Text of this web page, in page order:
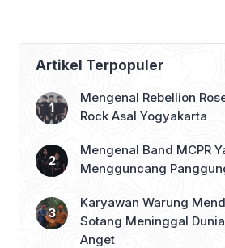
Purbalingga Beri
Dukungan Penuh
Artikel Terpopuler
Mengenal Rebellion
Rock Asal Yogyakarta
Mengenal Band MCPR
Mengguncang
Karyawan Warung
Sotang Meninggal Dunia Tercebur Sungai
Anget